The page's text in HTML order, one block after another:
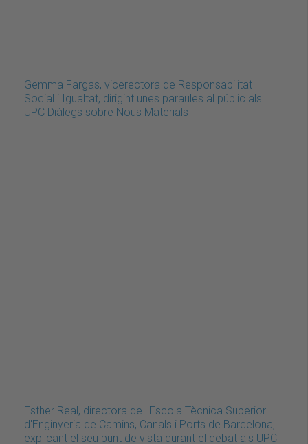
Gemma Fargas, vicerectora de Responsabilitat
Social i Igualtat, dirigint unes paraules al públic als
UPC Diàlegs sobre Nous Materials
Esther Real, directora de l'Escola Tècnica Superior
d'Enginyeria de Camins, Canals i Ports de Barcelona,
explicant el seu punt de vista durant el debat als UPC